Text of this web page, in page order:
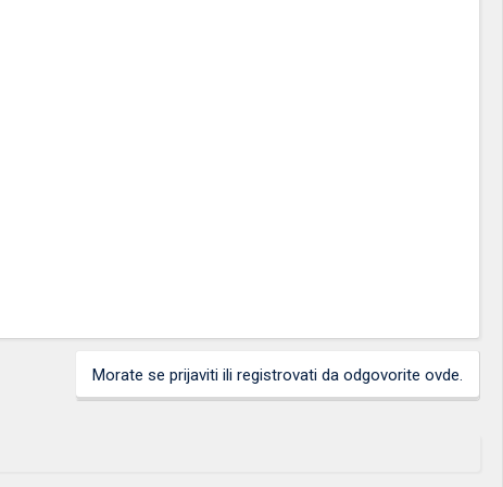
Morate se prijaviti ili registrovati da odgovorite ovde.